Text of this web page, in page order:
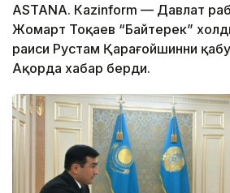
ASTANА. Каzinform — Давлат
Жомарт Тоқаев “Байтерек”
раиси Рустам Қарағойшинни
Ақорда хабар берди.